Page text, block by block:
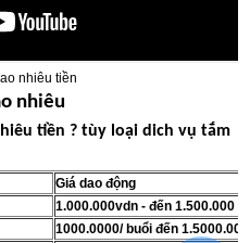
nhiêu tiền
nhiêu
tiền ? tùy loại dich vụ tắm
Giá dao động
1.000.000vdn - đến 1.500.000 /
1000.0000/ buổi đến